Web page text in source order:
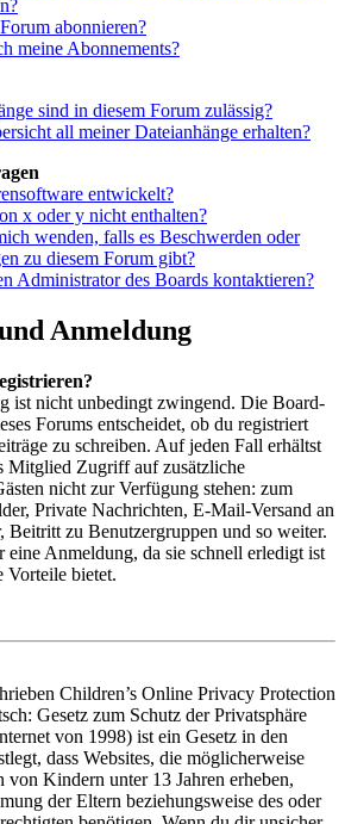
abonnieren?
meine Abonnements?
sind in diesem Forum zulässig?
all meiner Dateianhänge erhalten?
entwickelt?
x oder y nicht enthalten?
wenden, falls es Beschwerden oder
zu diesem Forum gibt?
Administrator des Boards kontaktieren?
Anmeldung
ist nicht unbedingt zwingend. Die Board-
Forums entscheidet, ob du registriert
zu schreiben. Auf jeden Fall erhältst
Mitglied Zugriff auf zusätzliche
nicht zur Verfügung stehen: zum
Private Nachrichten, E-Mail-Versand an
Beitritt zu Benutzergruppen und so weiter.
eine Anmeldung, da sie schnell erledigt ist
Vorteile bietet.
Children’s Online Privacy Protection
Gesetz zum Schutz der Privatsphäre
von 1998) ist ein Gesetz in den
dass Websites, die möglicherweise
von Kindern unter 13 Jahren erheben,
der Eltern beziehungsweise des oder